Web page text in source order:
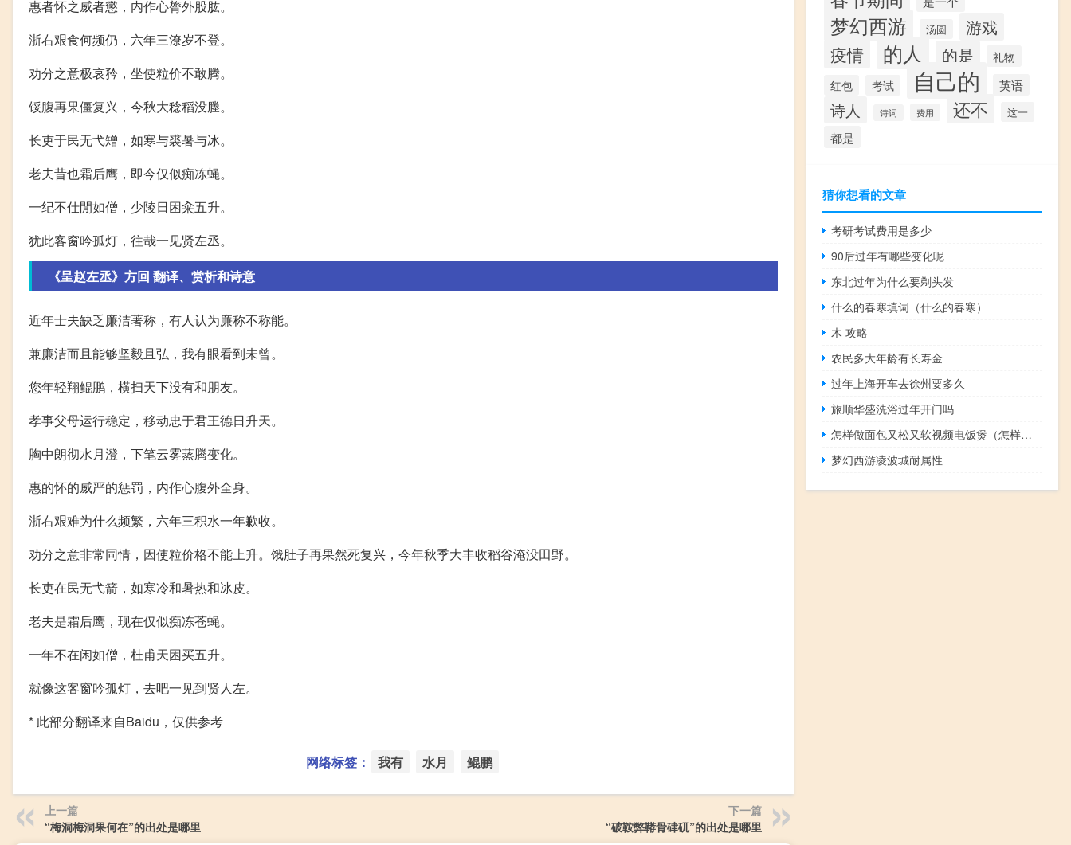
惠者怀之威者懲，内作心膂外股肱。
浙右艰食何频仍，六年三潦岁不登。
劝分之意极哀矜，坐使粒价不敢腾。
馁腹再果僵复兴，今秋大稔稻没塍。
长吏于民无弋矰，如寒与裘暑与冰。
老夫昔也霜后鹰，即今仅似痴冻蝇。
一纪不仕閒如僧，少陵日困籴五升。
犹此客窗吟孤灯，往哉一见贤左丞。
《呈赵左丞》方回 翻译、赏析和诗意
近年士夫缺乏廉洁著称，有人认为廉称不称能。
兼廉洁而且能够坚毅且弘，我有眼看到未曾。
您年轻翔鲲鹏，横扫天下没有和朋友。
孝事父母运行稳定，移动忠于君王德日升天。
胸中朗彻水月澄，下笔云雾蒸腾变化。
惠的怀的威严的惩罚，内作心腹外全身。
浙右艰难为什么频繁，六年三积水一年歉收。
劝分之意非常同情，因使粒价格不能上升。饿肚子再果然死复兴，今年秋季大丰收稻谷淹没田野。
长吏在民无弋箭，如寒冷和暑热和冰皮。
老夫是霜后鹰，现在仅似痴冻苍蝇。
一年不在闲如僧，杜甫天困买五升。
就像这客窗吟孤灯，去吧一见到贤人左。
* 此部分翻译来自Baidu，仅供参考
网络标签： 我有 水月 鲲鹏
上一篇
“梅洞梅洞果何在”的出处是哪里
下一篇
“破鞍弊鞯骨硉矹”的出处是哪里
梦幻西游 汤圆 游戏
疫情 的人 的是 礼物
红包 考试 自己的 英语
诗人 诗词 费用 还不 这一
都是
猜你想看的文章
考研考试费用是多少
90后过年有哪些变化呢
东北过年为什么要剃头发
什么的春寒填词（什么的春寒）
木 攻略
农民多大年龄有长寿金
过年上海开车去徐州要多久
旅顺华盛洗浴过年开门吗
怎样做面包又松又软视频电饭煲（怎样做面包又松又软）
梦幻西游凌波城耐属性